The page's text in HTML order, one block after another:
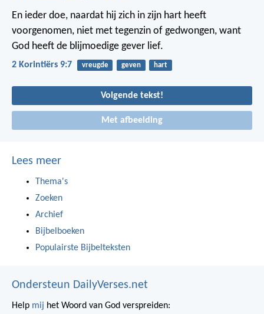
En ieder doe, naardat hij zich in zijn hart heeft
voorgenomen, niet met tegenzin of gedwongen, want
God heeft de blijmoedige gever lief.
2 Korintiërs 9:7 vreugde geven hart
Volgende tekst!
Met afbeelding
Lees meer
Thema's
Zoeken
Archief
Bijbelboeken
Populairste Bijbelteksten
Ondersteun DailyVerses.net
Help mij het Woord van God verspreiden: